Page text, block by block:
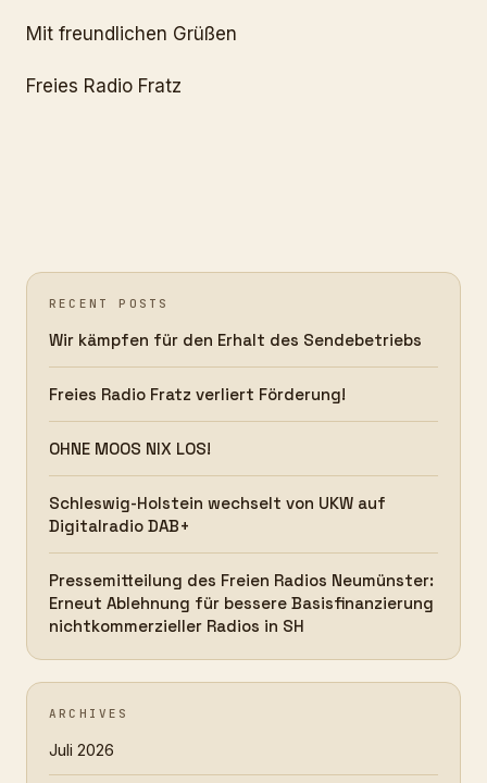
Mit freundlichen Grüßen
Freies Radio Fratz
RECENT POSTS
Wir kämpfen für den Erhalt des Sendebetriebs
Freies Radio Fratz verliert Förderung!
OHNE MOOS NIX LOS!
Schleswig-Holstein wechselt von UKW auf
Digitalradio DAB+
Pressemitteilung des Freien Radios Neumünster:
Erneut Ablehnung für bessere Basisfinanzierung
nichtkommerzieller Radios in SH
ARCHIVES
Juli 2026